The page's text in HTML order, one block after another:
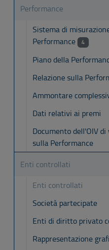
Performance
Sistema di
Performance
4
Piano della
Relazione sulla
Ammontare
Dati relativi ai premi
Documento dell'OIV
sulla Performance
Enti controllati
Enti controllati
Società partecipate
Enti di diritto privato
Rappresentazione